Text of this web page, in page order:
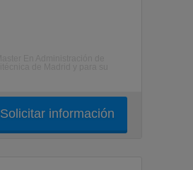
Solicitar información